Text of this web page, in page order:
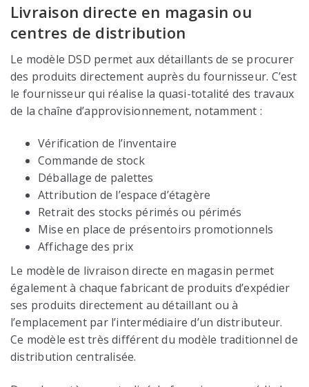
Livraison directe en magasin ou
centres de distribution
Le modèle DSD permet aux détaillants de se procurer
des produits directement auprès du fournisseur. C’est
le fournisseur qui réalise la quasi-totalité des travaux
de la chaîne d’approvisionnement, notamment :
Vérification de l’inventaire
Commande de stock
Déballage de palettes
Attribution de l’espace d’étagère
Retrait des stocks périmés ou périmés
Mise en place de présentoirs promotionnels
Affichage des prix
Le modèle de livraison directe en magasin permet
également à chaque fabricant de produits d’expédier
ses produits directement au détaillant ou à
l’emplacement par l’intermédiaire d’un distributeur.
Ce modèle est très différent du modèle traditionnel de
distribution centralisée.